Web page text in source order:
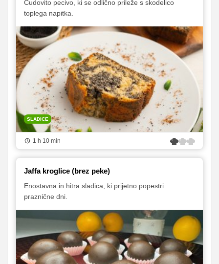
Čudovito pecivo, ki se odlično prileže s skodelico
toplega napitka.
SLADICE
1 h 10 min
Jaffa kroglice (brez peke)
Enostavna in hitra sladica, ki prijetno popestri
praznične dni.